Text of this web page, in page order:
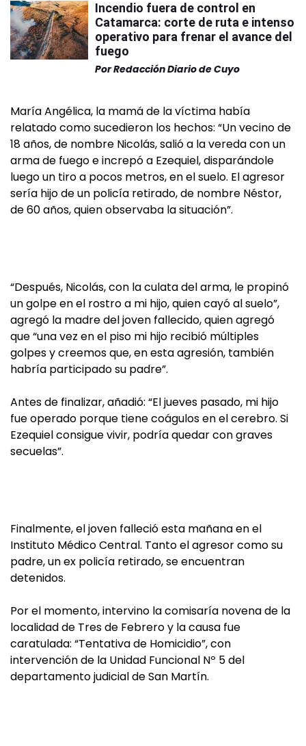
Incendio fuera de control en
Catamarca: corte de ruta e intenso
operativo para frenar el avance del
fuego
PorRedacción Diario de Cuyo
María Angélica, la mamá de la víctima había
relatado como sucedieron los hechos: “Un vecino de
18 años, de nombre Nicolás, salió a la vereda con un
arma de fuego e increpó a Ezequiel, disparándole
luego un tiro a pocos metros, en el suelo. El agresor
sería hijo de un policía retirado, de nombre Néstor,
de 60 años, quien observaba la situación”.
“Después, Nicolás, con la culata del arma, le propinó
un golpe en el rostro a mi hijo, quien cayó al suelo”,
agregó la madre del joven fallecido, quien agregó
que “una vez en el piso mi hijo recibió múltiples
golpes y creemos que, en esta agresión, también
habría participado su padre”.
Antes de finalizar, añadió: “El jueves pasado, mi hijo
fue operado porque tiene coágulos en el cerebro. Si
Ezequiel consigue vivir, podría quedar con graves
secuelas”.
Finalmente, el joven falleció esta mañana en el
Instituto Médico Central. Tanto el agresor como su
padre, un ex policía retirado, se encuentran
detenidos.
Por el momento, intervino la comisaría novena de la
localidad de Tres de Febrero y la causa fue
caratulada: “Tentativa de Homicidio”, con
intervención de la Unidad Funcional Nº 5 del
departamento judicial de San Martín.